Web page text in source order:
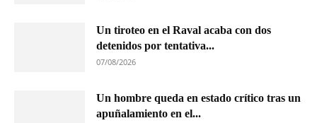
Un tiroteo en el Raval acaba con dos
detenidos por tentativa...
07/08/2026
Un hombre queda en estado crítico tras un
apuñalamiento en el...